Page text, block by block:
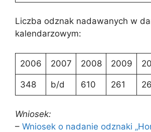
Liczba odznak nadawanych w
kalendarzowym:
2006 2007 2008 2009
348 b/d 610 261
Wniosek:
– Wniosek o nadanie odznaki